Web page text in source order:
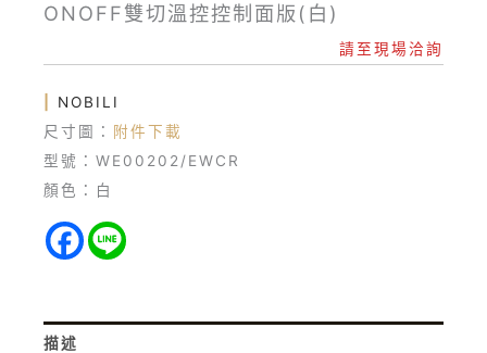
ONOFF雙切溫控控制面版(白)
請至現場洽詢
NOBILI
尺寸圖：
附件下載
型號：WE00202/EWCR
顏色：白
描述